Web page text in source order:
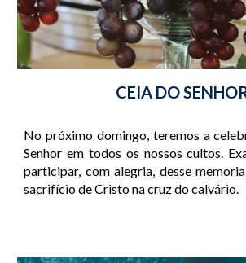
CEIA DO
No próximo domingo, teremos a
Senhor em todos os nossos cultos.
participar, com alegria, desse
sacrifício de Cristo na cruz do calvário.